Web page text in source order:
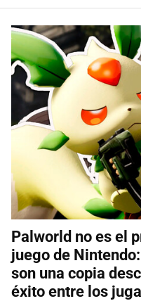
Palworld no es el
juego de
son una copia
éxito entre los